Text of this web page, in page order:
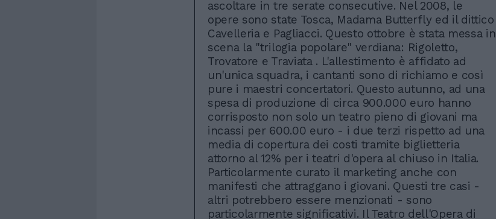
ascoltare in tre serate consecutive. Nel 2008, le
opere sono state Tosca, Madama Butterfly ed il dittico
Cavelleria e Pagliacci. Questo ottobre è stata messa in
scena la "trilogia popolare" verdiana: Rigoletto,
Trovatore e Traviata . L'allestimento è affidato ad
un'unica squadra, i cantanti sono di richiamo e così
pure i maestri concertatori. Questo autunno, ad una
spesa di produzione di circa 900.000 euro hanno
corrisposto non solo un teatro pieno di giovani ma
incassi per 600.00 euro - i due terzi rispetto ad una
media di copertura dei costi tramite biglietteria
attorno al 12% per i teatri d'opera al chiuso in Italia.
Particolarmente curato il marketing anche con
manifesti che attraggano i giovani. Questi tre casi -
altri potrebbero essere menzionati - sono
particolarmente significativi. Il Teatro dell'Opera di